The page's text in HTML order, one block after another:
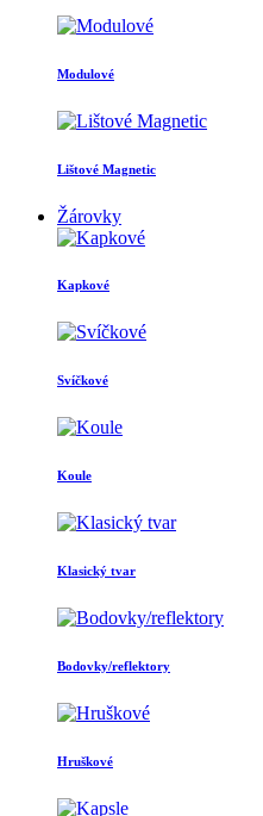
Modulové
Lištové Magnetic
Žárovky
Kapkové
Svíčkové
Koule
Klasický tvar
Bodovky/reflektory
Hruškové